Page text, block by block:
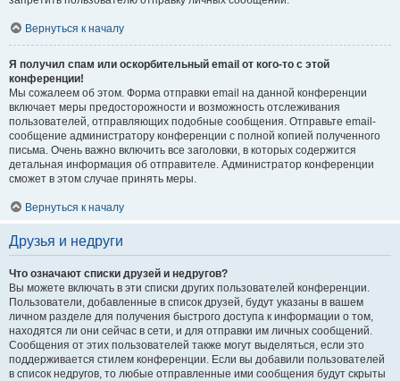
Вернуться к началу
Я получил спам или оскорбительный email от кого-то с этой
конференции!
Мы сожалеем об этом. Форма отправки email на данной конференции
включает меры предосторожности и возможность отслеживания
пользователей, отправляющих подобные сообщения. Отправьте email-
сообщение администратору конференции с полной копией полученного
письма. Очень важно включить все заголовки, в которых содержится
детальная информация об отправителе. Администратор конференции
сможет в этом случае принять меры.
Вернуться к началу
Друзья и недруги
Что означают списки друзей и недругов?
Вы можете включать в эти списки других пользователей конференции.
Пользователи, добавленные в список друзей, будут указаны в вашем
личном разделе для получения быстрого доступа к информации о том,
находятся ли они сейчас в сети, и для отправки им личных сообщений.
Сообщения от этих пользователей также могут выделяться, если это
поддерживается стилем конференции. Если вы добавили пользователей
в список недругов, то любые отправленные ими сообщения будут скрыты